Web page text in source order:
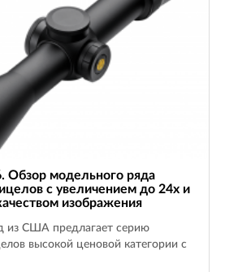
Обзор модельного ряда
с увеличением до 24х и
изображения
из США предлагает серию
высокой ценовой категории с